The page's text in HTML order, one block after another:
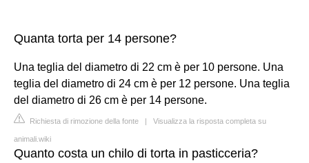
Quanta torta per 14 persone?
Una teglia del diametro di 22 cm è per 10 persone. Una
teglia del diametro di 24 cm è per 12 persone. Una teglia
del diametro di 26 cm è per 14 persone.
Richiesta di rimozione della fonte | Visualizza la risposta completa su
animali.wiki
Quanto costa un chilo di torta in pasticceria?